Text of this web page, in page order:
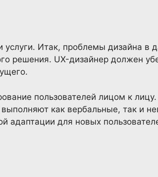
услуги. Итак, проблемы дизайна в
решения. UX-дизайнер должен
пользователей лицом к
как вербальные, так и
адаптации для новых